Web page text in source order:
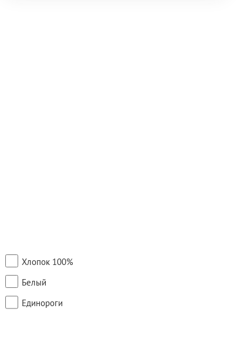
Хлопок 100%
Белый
Единороги